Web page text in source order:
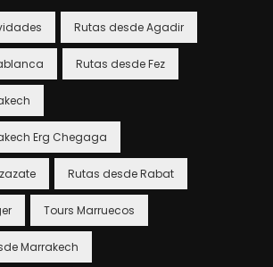
Rutas desde Agadir
Rutas desde Fez
Erg Chegaga
Rutas desde Rabat
Tours Marruecos
Marrakech